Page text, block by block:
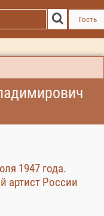
Гость
1947 года.
артист России